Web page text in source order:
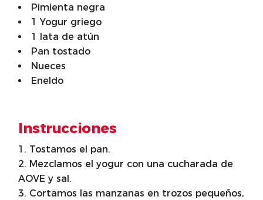
Pimienta negra
1 Yogur griego
1 lata de atún
Pan tostado
Nueces
Eneldo
Instrucciones
Tostamos el pan.
Mezclamos el yogur con una cucharada de
AOVE y sal.
Cortamos las manzanas en trozos pequeños,